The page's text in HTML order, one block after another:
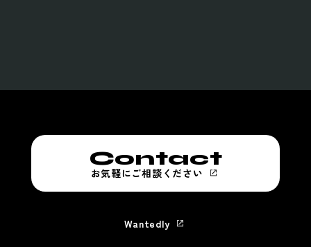
Contact
お気軽にご相談ください
Wantedly